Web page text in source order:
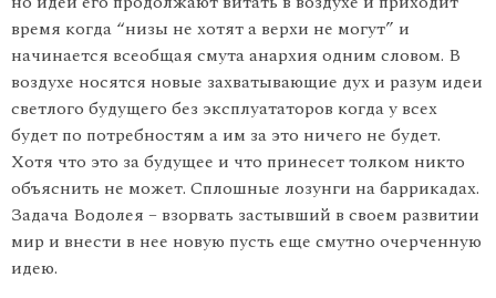
время когда “низы не хотят а верхи не могут” и
начинается всеобщая смута анархия одним словом. В
воздухе носятся новые захватывающие дух и разум идеи
светлого будущего без эксплуататоров когда у всех
будет по потребностям а им за это ничего не будет.
Хотя что это за будущее и что принесет толком никто
объяснить не может. Сплошные лозунги на баррикадах.
Задача Водолея – взорвать застывший в своем развитии
мир и внести в нее новую пусть еще смутно очерченную
идею.